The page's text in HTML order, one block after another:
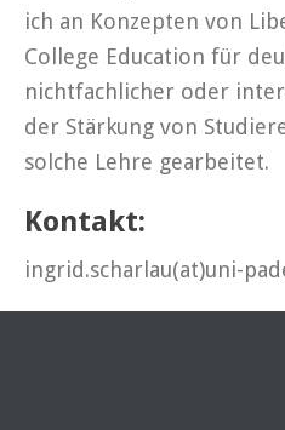
ich an Konzepten von
College Education für
nichtfachlicher oder
der Stärkung von
solche Lehre gearbeitet.
Kontakt:
ingrid.scharlau(at)uni-